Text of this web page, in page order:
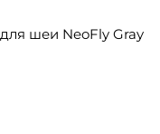
шеи NeoFly Gray